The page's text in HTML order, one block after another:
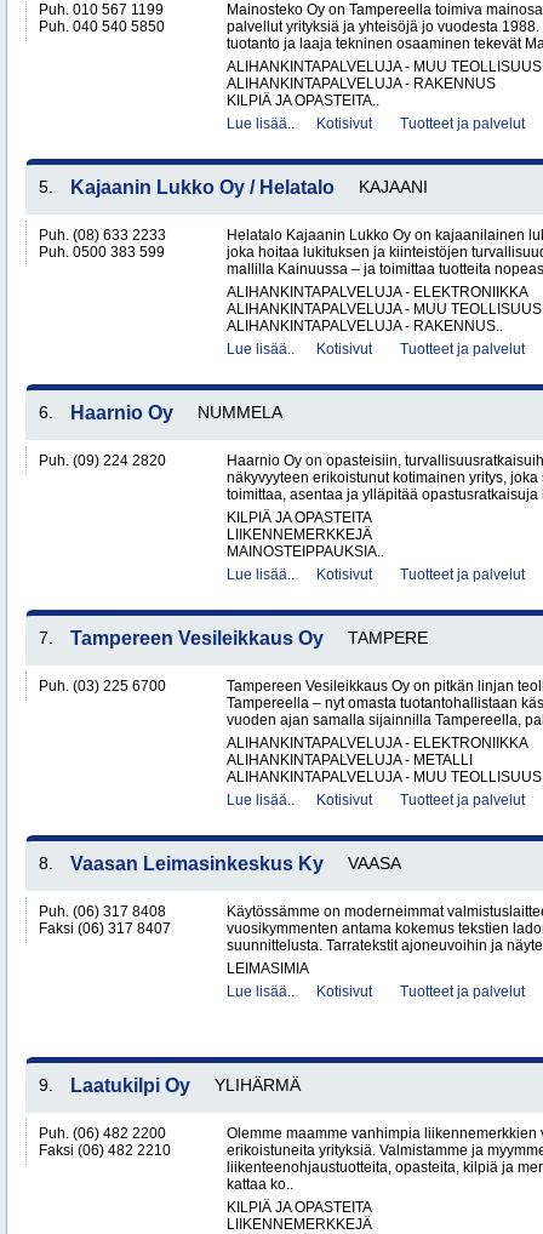
Puh. 010 567 1199
Puh. 040 540 5850
Mainosteko Oy on Tampereella toimiva
palvellut yrityksiä ja yhteisöjä jo vuodesta
tuotanto ja laaja tekninen osaaminen tekevät
ALIHANKINTAPALVELUJA - MUU TEOLLISUUS
ALIHANKINTAPALVELUJA - RAKENNUS
KILPIÄ JA OPASTEITA..
Lue lisää..
Kotisivut Tuotteet ja palvelut
5. Kajaanin Lukko Oy / Helatalo KAJAANI
Puh. (08) 633 2233
Puh. 0500 383 599
Helatalo Kajaanin Lukko Oy on kajaanilainen
joka hoitaa lukituksen ja kiinteistöjen
mallilla Kainuussa – ja toimittaa tuotteita
ALIHANKINTAPALVELUJA - ELEKTRONIIKKA
ALIHANKINTAPALVELUJA - MUU TEOLLISUUS
ALIHANKINTAPALVELUJA - RAKENNUS..
Lue lisää..
Kotisivut Tuotteet ja palvelut
6. Haarnio Oy NUMMELA
Puh. (09) 224 2820
Haarnio Oy on opasteisiin,
näkyvyyteen erikoistunut kotimainen yritys,
toimittaa, asentaa ja ylläpitää opastusratkaisuja
KILPIÄ JA OPASTEITA
LIIKENNEMERKKEJÄ
MAINOSTEIPPAUKSIA..
Lue lisää..
Kotisivut Tuotteet ja palvelut
7. Tampereen Vesileikkaus Oy TAMPERE
Puh. (03) 225 6700
Tampereen Vesileikkaus Oy on pitkän linjan
Tampereella – nyt omasta tuotantohallistaan
vuoden ajan samalla sijainnilla Tampereella,
ALIHANKINTAPALVELUJA - ELEKTRONIIKKA
ALIHANKINTAPALVELUJA - METALLI
ALIHANKINTAPALVELUJA - MUU
Lue lisää..
Kotisivut Tuotteet ja palvelut
8. Vaasan Leimasinkeskus Ky VAASA
Puh. (06) 317 8408
Faksi (06) 317 8407
Käytössämme on moderneimmat
vuosikymmenten antama kokemus tekstien
suunnittelusta. Tarratekstit ajoneuvoihin ja
LEIMASIMIA
Lue lisää..
Kotisivut Tuotteet ja palvelut
9. Laatukilpi Oy YLIHÄRMÄ
Puh. (06) 482 2200
Faksi (06) 482 2210
Olemme maamme vanhimpia liikennemerkkien
erikoistuneita yrityksiä. Valmistamme ja
liikenteenohjaustuotteita, opasteita, kilpiä ja
kattaa ko..
KILPIÄ JA OPASTEITA
LIIKENNEMERKKEJÄ